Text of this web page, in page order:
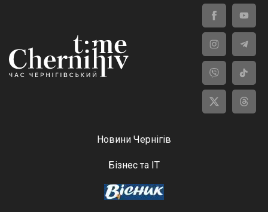
Новини Чернігів
Бізнес та ІТ